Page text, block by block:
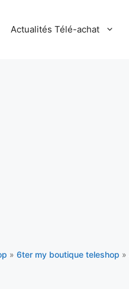
Actualités Télé-achat
» 6ter my boutique teleshop »